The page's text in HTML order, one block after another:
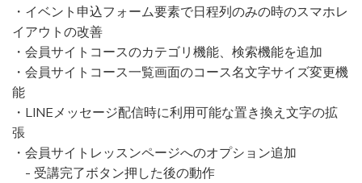
・イベント申込フォーム要素で日程列のみの時のスマホレ
イアウトの改善
・会員サイトコースのカテゴリ機能、検索機能を追加
・会員サイトコース一覧画面のコース名文字サイズ変更機
能
・LINEメッセージ配信時に利用可能な置き換え文字の拡
張
・会員サイトレッスンページへのオプション追加
- 受講完了ボタン押した後の動作